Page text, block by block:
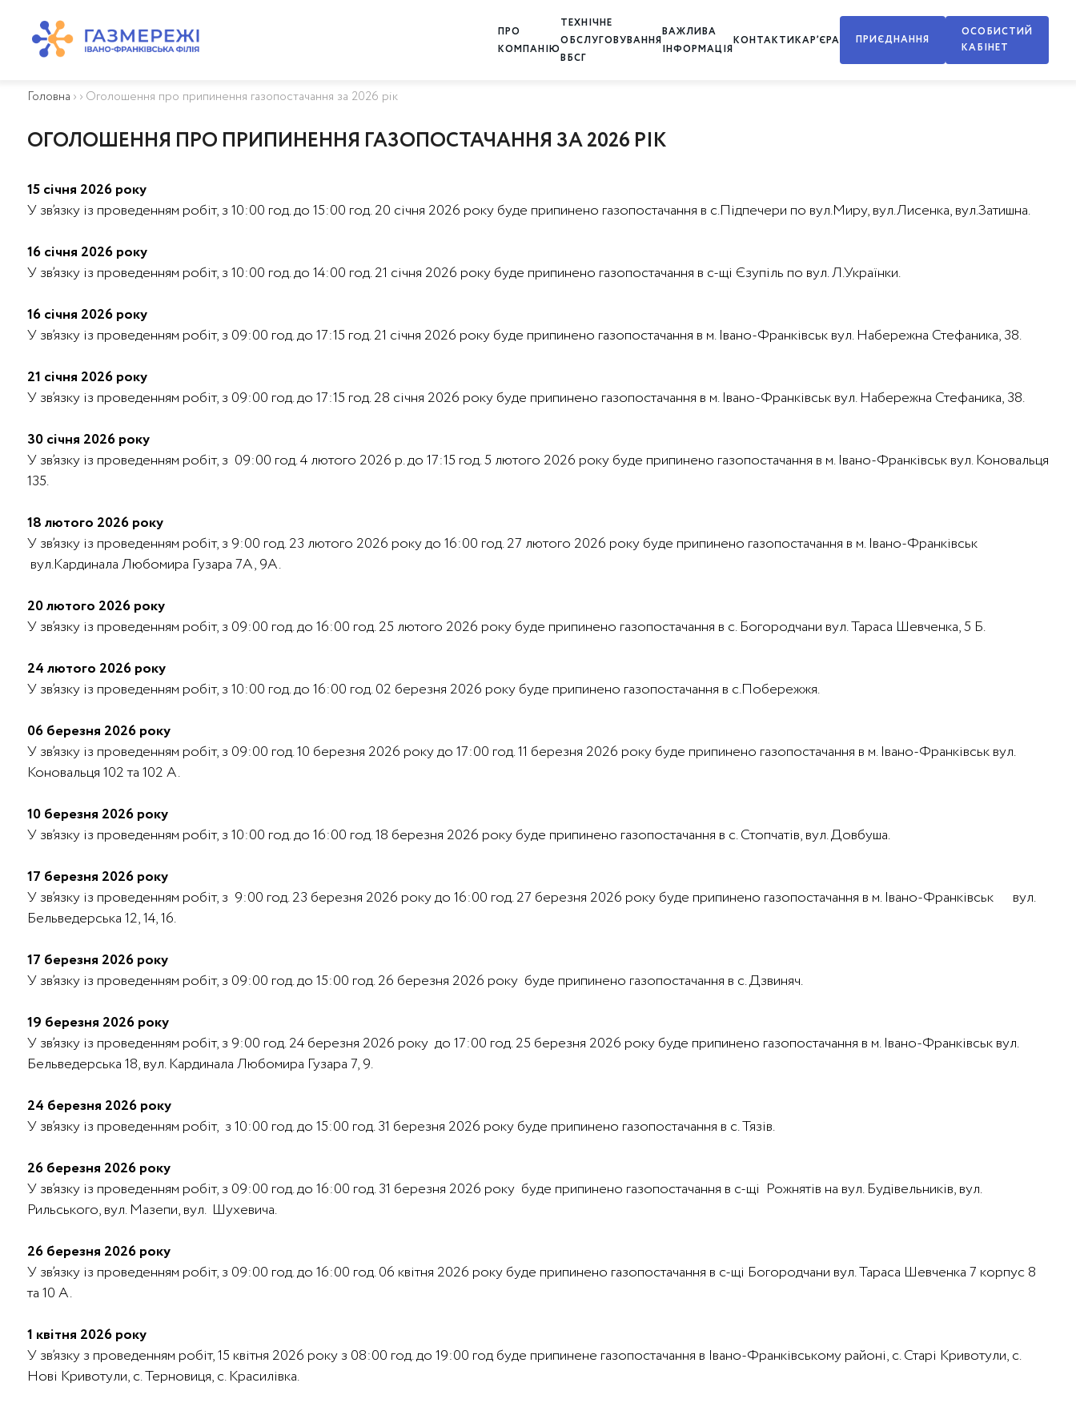
ПРО
КОМПАНІЮ
ТЕХНІЧНЕ
ОБСЛУГОВУВАННЯ
ВБСГ
ВАЖЛИВА
ІНФОРМАЦІЯ
КОНТАКТИКАР’ЄРА ПРИЄДНАННЯ
ОСОБИСТИЙ
КАБІНЕТ
ПРО КОМПАНІЮ
ВАЖЛИВА ІНФОРМАЦІЯ
КАР’ЄРА
Біометан
КГУ
ОСОБИСТИЙ КАБІНЕТ
Головна › › Оголошення про припинення газопостачання за 2026 рік
ОГОЛОШЕННЯ ПРО ПРИПИНЕННЯ ГАЗОПОСТАЧАННЯ ЗА 2026 РІК
15 січня 2026 року
У зв’язку із проведенням робіт, з 10:00 год. до 15:00 год. 20 січня 2026 року буде припинено газопостачання в с.Підпечери по вул.Миру, вул.Лисенка, вул.Затишна.
16 січня 2026 року
У зв’язку із проведенням робіт, з 10:00 год. до 14:00 год. 21 січня 2026 року буде припинено газопостачання в с-щі Єзупіль по вул. Л.Українки.
16 січня 2026 року
У зв’язку із проведенням робіт, з 09:00 год. до 17:15 год. 21 січня 2026 року буде припинено газопостачання в м. Івано-Франківськ вул. Набережна Стефаника, 38.
21 січня 2026 року
У зв’язку із проведенням робіт, з 09:00 год. до 17:15 год. 28 січня 2026 року буде припинено газопостачання в м. Івано-Франківськ вул. Набережна Стефаника, 38.
30 січня 2026 року
У зв’язку із проведенням робіт, з 09:00 год. 4 лютого 2026 р. до 17:15 год. 5 лютого 2026 року буде припинено газопостачання в м. Івано-Франківськ вул. Коновальця
135.
18 лютого 2026 року
У зв’язку із проведенням робіт, з 9:00 год. 23 лютого 2026 року до 16:00 год. 27 лютого 2026 року буде припинено газопостачання в м. Івано-Франківськ
вул.Кардинала Любомира Гузара 7А, 9А.
20 лютого 2026 року
У зв’язку із проведенням робіт, з 09:00 год. до 16:00 год. 25 лютого 2026 року буде припинено газопостачання в с. Богородчани вул. Тараса Шевченка, 5 Б.
24 лютого 2026 року
У зв’язку із проведенням робіт, з 10:00 год. до 16:00 год. 02 березня 2026 року буде припинено газопостачання в с.Побережжя.
06 березня 2026 року
У зв’язку із проведенням робіт, з 09:00 год. 10 березня 2026 року до 17:00 год. 11 березня 2026 року буде припинено газопостачання в м. Івано-Франківськ вул.
Коновальця 102 та 102 А.
10 березня 2026 року
У зв’язку із проведенням робіт, з 10:00 год. до 16:00 год. 18 березня 2026 року буде припинено газопостачання в с. Стопчатів, вул. Довбуша.
17 березня 2026 року
У зв’язку із проведенням робіт, з 9:00 год. 23 березня 2026 року до 16:00 год. 27 березня 2026 року буде припинено газопостачання в м. Івано-Франківськ вул.
Бельведерська 12, 14, 16.
17 березня 2026 року
У зв’язку із проведенням робіт, з 09:00 год. до 15:00 год. 26 березня 2026 року буде припинено газопостачання в с. Дзвиняч.
19 березня 2026 року
У зв’язку із проведенням робіт, з 9:00 год. 24 березня 2026 року до 17:00 год. 25 березня 2026 року буде припинено газопостачання в м. Івано-Франківськ вул.
Бельведерська 18, вул. Кардинала Любомира Гузара 7, 9.
24 березня 2026 року
У зв’язку із проведенням робіт, з 10:00 год. до 15:00 год. 31 березня 2026 року буде припинено газопостачання в с. Тязів.
26 березня 2026 року
У зв’язку із проведенням робіт, з 09:00 год. до 16:00 год. 31 березня 2026 року буде припинено газопостачання в с-щі Рожнятів на вул. Будівельників, вул.
Рильського, вул. Мазепи, вул. Шухевича.
26 березня 2026 року
У зв’язку із проведенням робіт, з 09:00 год. до 16:00 год. 06 квітня 2026 року буде припинено газопостачання в с-щі Богородчани вул. Тараса Шевченка 7 корпус 8
та 10 А.
1 квітня 2026 року
У зв’язку з проведенням робіт, 15 квітня 2026 року з 08:00 год. до 19:00 год буде припинене газопостачання в Івано-Франківському районі, с. Старі Кривотули, с.
Нові Кривотули, с. Терновиця, с. Красилівка.